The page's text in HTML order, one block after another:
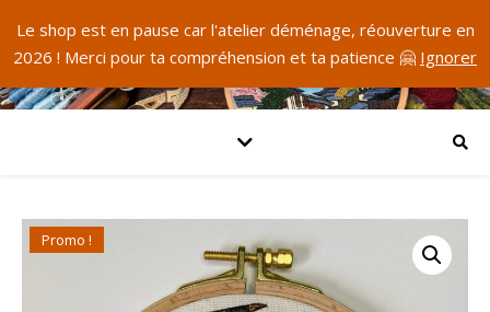
Le shop est en pause car l'atelier déménage, réouverture en
2026 ! Merci pour ta compréhension et ta patience 🤗 Ignorer
Promo !